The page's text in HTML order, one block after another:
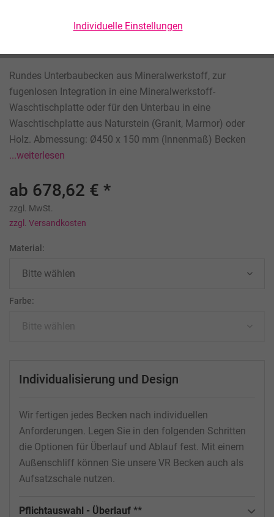
MINERALWERKSTOFF
Rundes Unterbaubecken aus Mineralwerkstoff, zur
fugenlosen Integration in eine Mineralwerkstoff-
Waschtischplatte oder für den Unterbau in eine
Waschtischplatte aus Naturstein (Granit, Marmor) oder
Holz. Abmessung: Ø450 x 150 mm (Innenmaß) Becken
...weiterlesen
ab 678,62 € *
zzgl. MwSt.
zzgl. Versandkosten
Material:
Farbe:
Individualisierung und Design
Wir fertigen jedes Becken nach individuellen
Anforderungen. Legen Sie in den folgenden Schritten
die Optionen für Überlauf und Ablauf fest. Mit einem
Außenschliff können Sie unsere VR Becken auch als
Aufsatzschale nutzen.
Pflichtauswahl - Überlauf **
Individuelle Einstellungen